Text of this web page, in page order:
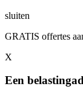
sluiten
GRATIS offertes
X
Een